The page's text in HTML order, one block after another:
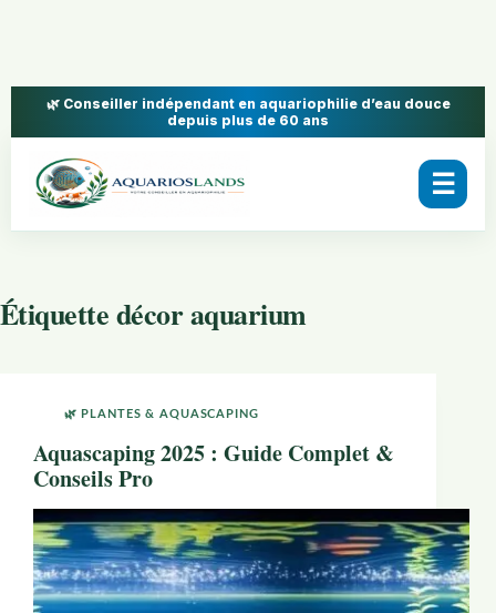
🌿 Conseiller indépendant en aquariophilie d’eau douce
depuis plus de 60 ans
☰
Étiquettedécor aquarium
🌿 PLANTES & AQUASCAPING
Aquascaping 2025 : Guide Complet &
Conseils Pro